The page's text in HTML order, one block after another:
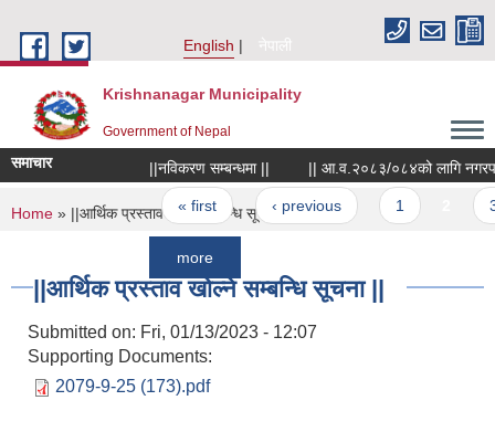
English
नेपाली
Krishnanagar Municipality
Government of Nepal
समाचार ||नविकरण सम्बन्धमा || || आ.व.२०८३/०८४को लागि
Pages
« first ‹ previous
more
You are here
Home » ||आर्थिक प्रस्ताव खोल्ने सम्बन्धि सूचना ||
||आर्थिक प्रस्ताव खोल्ने सम्बन्धि सूचना ||
Submitted on: Fri, 01/13/2023 - 12:07
Supporting Documents:
2079-9-25 (173).pdf